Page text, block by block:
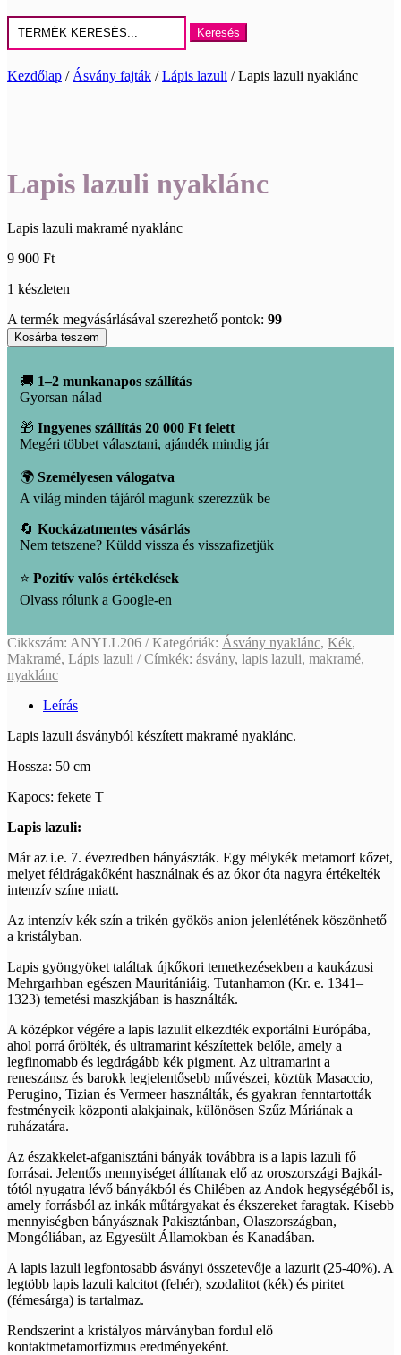
Keresés
erre:
Kezdőlap / Ásvány fajták /Lápis lazuli / Lapis lazuli nyaklánc
Lapis lazuli nyaklánc
Lapis lazuli makramé nyaklánc
9 900 Ft
1 készleten
A termék megvásárlásával szerezhető pontok: 99
Lapis
lazuli
mennyiség
Kosárba teszem
🚚 1–2 munkanapos szállítás
Gyorsan nálad
🎁 Ingyenes szállítás 20 000 Ft felett
Megéri többet választani, ajándék mindig jár
🌍 Személyesen válogatva
A világ minden tájáról magunk szerezzük be
🔄 Kockázatmentes vásárlás
Nem tetszene? Küldd vissza és visszafizetjük
⭐ Pozitív valós értékelések
Olvass rólunk a Google-en
Cikkszám: ANYLL206 Kategóriák: Ásvány nyaklánc, Kék,
Makramé, Lápis lazuli Címkék: ásvány, lapis lazuli, makramé,
nyaklánc
Leírás
Lapis lazuli ásványból készített makramé nyaklánc.
Hossza: 50 cm
Kapocs: fekete T
Lapis lazuli:
Már az i.e. 7. évezredben bányászták. Egy mélykék metamorf kőzet,
melyet féldrágakőként használnak és az ókor óta nagyra értékelték
intenzív színe miatt.
Az intenzív kék szín a trikén gyökös anion jelenlétének köszönhető
a kristályban.
Lapis gyöngyöket találtak újkőkori temetkezésekben a kaukázusi
Mehrgarhban egészen Mauritániáig. Tutanhamon (Kr. e. 1341–
1323) temetési maszkjában is használták.
A középkor végére a lapis lazulit elkezdték exportálni Európába,
ahol porrá őrölték, és ultramarint készítettek belőle, amely a
legfinomabb és legdrágább kék pigment. Az ultramarint a
reneszánsz és barokk legjelentősebb művészei, köztük Masaccio,
Perugino, Tizian és Vermeer használták, és gyakran fenntartották
festményeik központi alakjainak, különösen Szűz Máriának a
ruházatára.
Az északkelet-afganisztáni bányák továbbra is a lapis lazuli fő
forrásai. Jelentős mennyiséget állítanak elő az oroszországi Bajkál-
tótól nyugatra lévő bányákból és Chilében az Andok hegységéből is,
amely forrásból az inkák műtárgyakat és ékszereket faragtak. Kisebb
mennyiségben bányásznak Pakisztánban, Olaszországban,
Mongóliában, az Egyesült Államokban és Kanadában.
A lapis lazuli legfontosabb ásványi összetevője a lazurit (25-40%). A
legtöbb lapis lazuli kalcitot (fehér), szodalitot (kék) és piritet
(fémesárga) is tartalmaz.
Rendszerint a kristályos márványban fordul elő
kontaktmetamorfizmus eredményeként.